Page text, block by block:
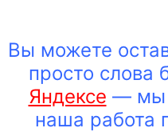
Вы можете
просто слова
Яндексе — мы
наша работа